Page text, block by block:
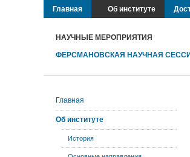
Главная Об институте
НАУЧНЫЕ МЕРОПРИЯТИЯ
ФЕРСМАНОВСКАЯ НАУЧНАЯ
Главная
Об институте
История